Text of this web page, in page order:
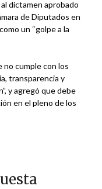
dictamen aprobado
de Diputados en
un “golpe a la
no cumple con los
transparencia y
y agregó que debe
en el pleno de los